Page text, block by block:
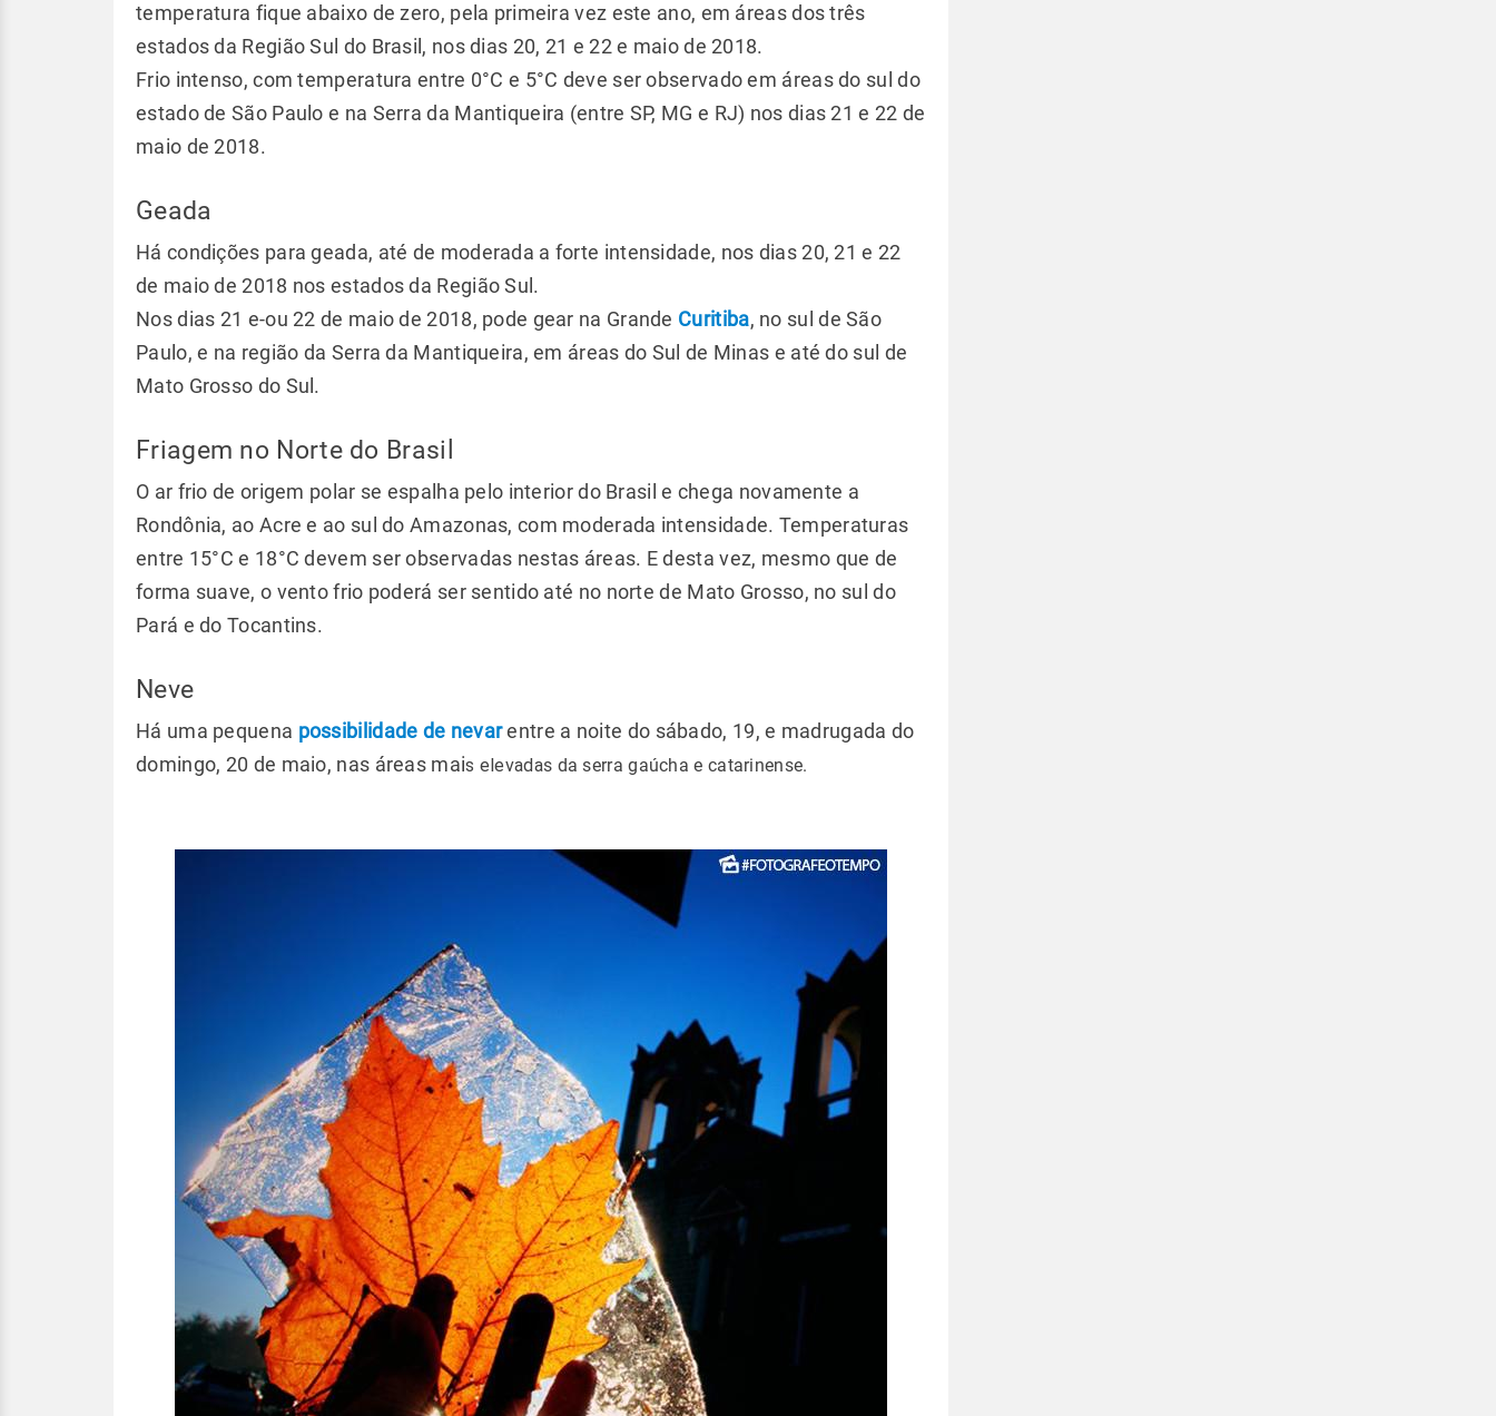
temperatura fique abaixo de zero, pela primeira vez este ano, em áreas dos três
estados da Região Sul do Brasil, nos dias 20, 21 e 22 e maio de 2018.
Frio intenso, com temperatura entre 0°C e 5°C deve ser observado em áreas do sul do
estado de São Paulo e na Serra da Mantiqueira (entre SP, MG e RJ) nos dias 21 e 22 de
maio de 2018.
Geada
Há condições para geada, até de moderada a forte intensidade, nos dias 20, 21 e 22
de maio de 2018 nos estados da Região Sul.
Nos dias 21 e-ou 22 de maio de 2018, pode gear na Grande Curitiba, no sul de São
Paulo, e na região da Serra da Mantiqueira, em áreas do Sul de Minas e até do sul de
Mato Grosso do Sul.
Friagem no Norte do Brasil
O ar frio de origem polar se espalha pelo interior do Brasil e chega novamente a
Rondônia, ao Acre e ao sul do Amazonas, com moderada intensidade. Temperaturas
entre 15°C e 18°C devem ser observadas nestas áreas. E desta vez, mesmo que de
forma suave, o vento frio poderá ser sentido até no norte de Mato Grosso, no sul do
Pará e do Tocantins.
Neve
Há uma pequena possibilidade de nevarentre a noite do sábado, 19, e madrugada do
domingo, 20 de maio, nas áreas mais elevadas da serra gaúcha e catarinense.